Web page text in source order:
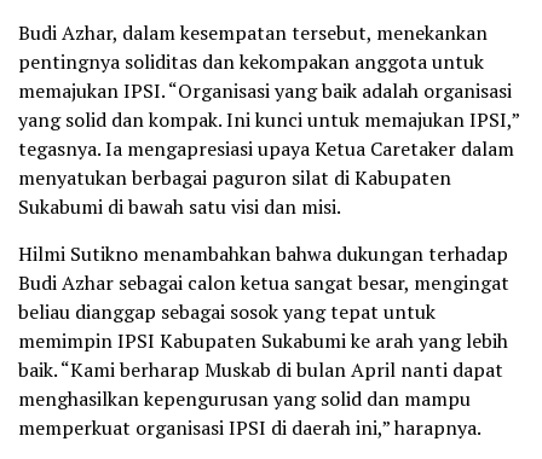
Budi Azhar, dalam kesempatan tersebut, menekankan
pentingnya soliditas dan kekompakan anggota untuk
memajukan IPSI. “Organisasi yang baik adalah organisasi
yang solid dan kompak. Ini kunci untuk memajukan IPSI,”
tegasnya. Ia mengapresiasi upaya Ketua Caretaker dalam
menyatukan berbagai paguron silat di Kabupaten
Sukabumi di bawah satu visi dan misi.
Hilmi Sutikno menambahkan bahwa dukungan terhadap
Budi Azhar sebagai calon ketua sangat besar, mengingat
beliau dianggap sebagai sosok yang tepat untuk
memimpin IPSI Kabupaten Sukabumi ke arah yang lebih
baik. “Kami berharap Muskab di bulan April nanti dapat
menghasilkan kepengurusan yang solid dan mampu
memperkuat organisasi IPSI di daerah ini,” harapnya.